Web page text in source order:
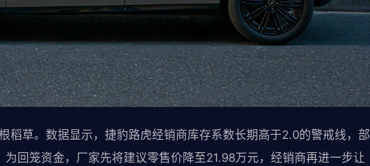
稻草。数据显示，捷豹路虎经销商库存系数长期高于2.0的警戒线，部
回笼资金，厂家先将建议零售价降至21.98万元，经销商再进一步让